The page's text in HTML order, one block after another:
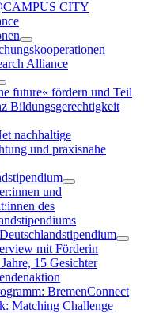
CITY
Alliance
future« fördern und Teil
Bildungsgerechtigkeit
nachhaltige
und praxisnahe
und
des
mit Förderin
15 Gesichter
BremenConnect
Matching Challenge